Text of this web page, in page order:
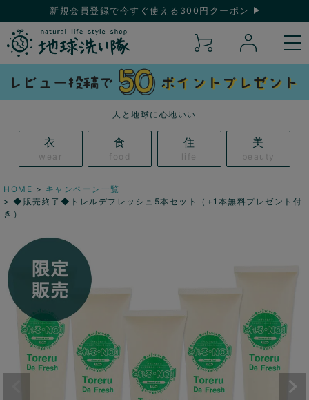
新規会員登録で今すぐ使える300円クーポン
人と地球に心地いい
衣
wear
食
food
住
life
美
beauty
HOME
キャンペーン一覧
◆販売終了◆トレルデフレッシュ5本セット（+1本無料プレゼント付
き）